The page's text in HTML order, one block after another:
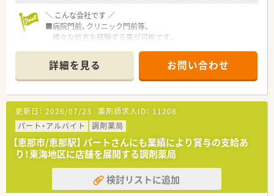
■薬だけでなく、生活に必要な商品も豊富に取り揃えています。
地域の健康の拠点として
訪問看護師・ケアマネジャーとも連携を取り、
＼ こんな会社です ／
■病院門前、クリニック門前等、
様々な処方を経験する事が可能です。
落ち着いた環境で業務に臨めます！
■実務実習指導施設となっており、
毎年複数名の薬学生の受入実績あり！
■幅広い年齢層の方が活躍中♪
生活スタイルに合わせた勤務も相談可能です。
■年間休日120日以上！
夏季休暇・年末年始休暇もしっかり取得可能♪
＼ こんなところに注力しています ／
■薬局・薬剤師の質の向上、医学・薬学への寄与、
さらに地域住民の健康増進のため、
所属薬剤師が学会発表を積極的に行っています。
■キャリアアップに必要な研修環境の提供や、
詳細を見る お問い合わせ
更新日： 2026/07/23 薬剤師求人ID： 11208
パート・アルバイト
調剤薬局
【恵那市/恵那駅】 パートさんにも業績により賞与の支給あ
り！東海地区に店舗を展開する調剤薬局
検討リストに追加